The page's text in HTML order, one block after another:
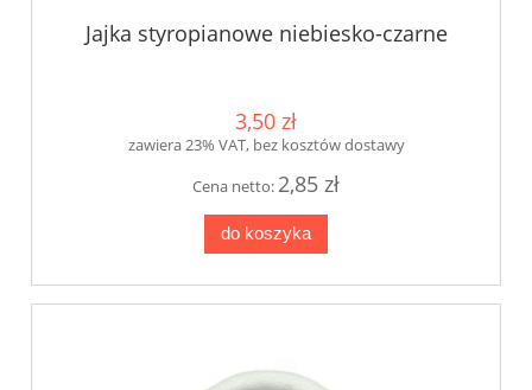
Jajka styropianowe niebiesko-czarne
3,50 zł
zawiera 23% VAT, bez kosztów dostawy
Cena netto: 2,85 zł
do koszyka